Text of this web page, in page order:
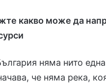
какво може да
няма нито
че няма река,